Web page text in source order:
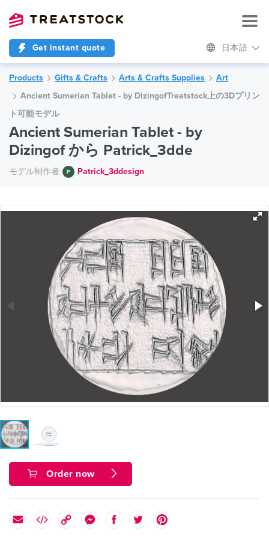
Get instant quote 日本語
Products Gifts & Crafts Arts & Crafts Supplies
Art
Ancient Sumerian Tablet - by DizingofTreatstock上の3Dプリン
ト可能モデル
Ancient Sumerian Tablet - by
Dizingof から Patrick_3dde
モデル制作者 Patrick_3ddesign
Order now